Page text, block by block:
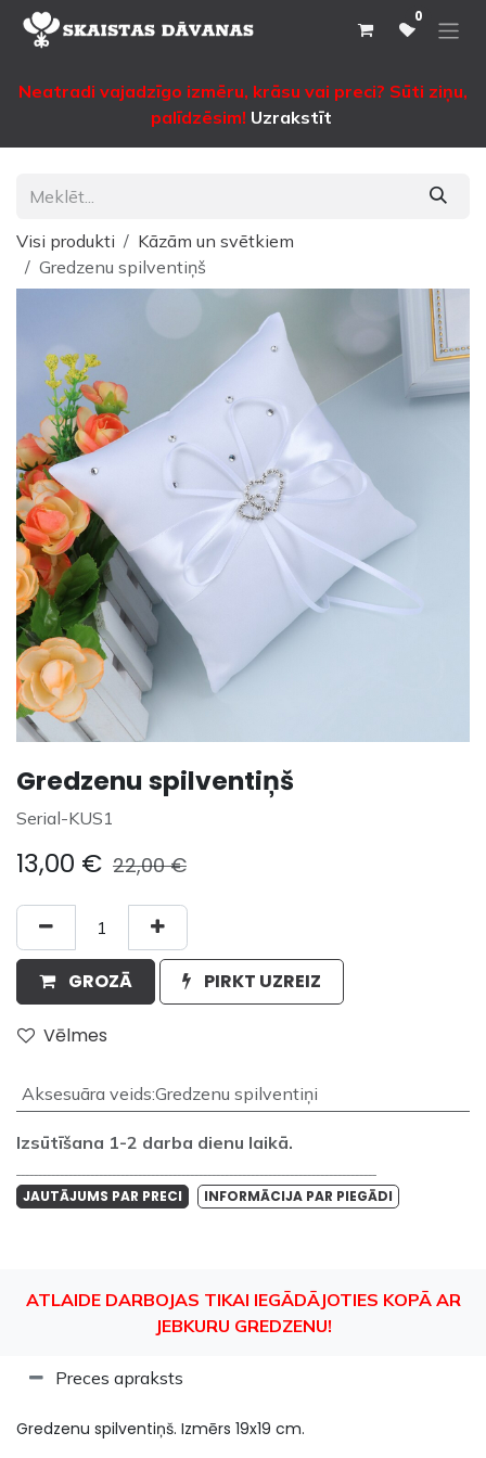
Pāriet pie satura 0
Neatradi vajadzīgo izmēru, krāsu vai preci? Sūti ziņu,
palīdzēsim! Uzrakstīt
Visi produkti
Kāzām un svētkiem
Gredzenu spilventiņš
Gredzenu spilventiņš
Serial-KUS1
13,00 € 22,00€
GROZĀ PIRKT UZREIZ
Vēlmes
Aksesuāra veids:Gredzenu spilventiņi
Izsūtīšana 1-2 darba dienu laikā.
JAUTĀJUMS PAR PRECI INFORMĀCIJA PAR PIEGĀDI
ATLAIDE DARBOJAS TIKAI IEGĀDĀJOTIES KOPĀ AR
JEBKURU GREDZENU!
Preces apraksts
​Gredzenu spilventiņš. Izmērs 19x19 cm.